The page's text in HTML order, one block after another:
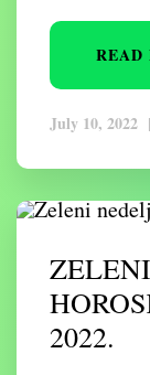
READ
July 10, 2022 |
2022.